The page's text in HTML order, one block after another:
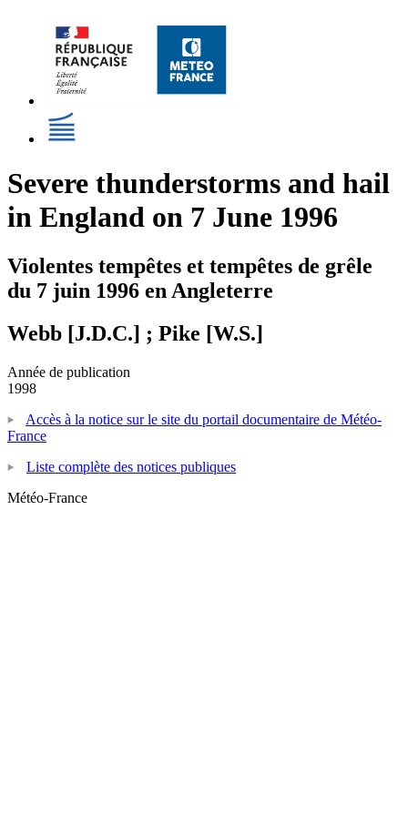
Severe thunderstorms and hail
in England on 7 June 1996
Violentes tempêtes et tempêtes de grêle
du 7 juin 1996 en Angleterre
Webb [J.D.C.] ; Pike [W.S.]
Année de publication
1998
Accès à la notice sur le site du portail documentaire de Météo-
France
Liste complète des notices publiques
Météo-France